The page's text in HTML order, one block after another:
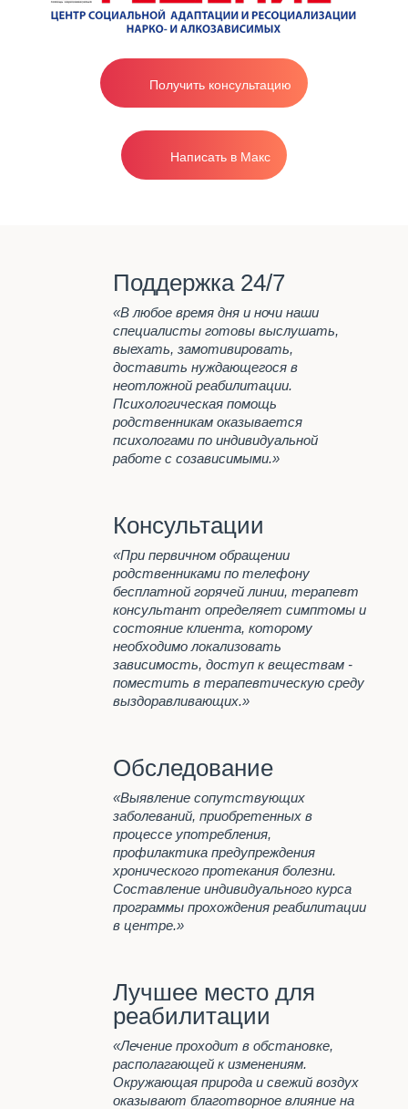
Поведение
Родителям
Вопрос-ответ
Лечение
Вывод из запоя на дому
анонимно
Лечение наркомании
Принудительное лечение
наркомании
Лечение алкоголизма
Вывод из запоя на дому
анонимно
Наша главная задача
Программа реабилитации "12
Анонимное лечение
Пивной алкоголизм
Стационарное лечение
алкоголизма
Принудительное лечение
алкоголизма
Психологическая помощь
алкоголикам
АЛКОГОЛЬНОЙ
ЗАВИСИМОСТИ
Капельница при запое
ДЕТОКСИКАЦИЯ ПРИ
АЛКОГОЛЬНОМ ОТРАВЛЕНИИ
В КУРГАНЕ
ЦЕНТР ПОМОЩИ
АЛКОГОЛИКАМ В КУРГАНЕ
Важно знать
Отзывы
Контакты
эффективная реабилитация в стационаре
от 1200р/сутки.
Получить консультацию
Написать в Макс
Поддержка 24/7
«В любое время дня и ночи наши
специалисты готовы выслушать,
выехать, замотивировать,
доставить нуждающегося в
неотложной реабилитации.
Психологическая помощь
родственникам оказывается
психологами по индивидуальной
работе с созависимыми.»
Консультации
«При первичном обращении
родственниками по телефону
бесплатной горячей линии, терапевт
консультант определяет симптомы и
состояние клиента, которому
необходимо локализовать
зависимость, доступ к веществам -
поместить в терапевтическую среду
выздоравливающих.»
Обследование
«Выявление сопутствующих
заболеваний, приобретенных в
процессе употребления,
профилактика предупреждения
хронического протекания болезни.
Составление индивидуального курса
программы прохождения реабилитации
в центре.»
Лучшее место для
реабилитации
«Лечение проходит в обстановке,
располагающей к изменениям.
Окружающая природа и свежий воздух
оказывают благотворное влияние на